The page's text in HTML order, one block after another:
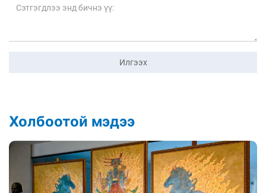
Илгээх
Холбоотой мэдээ